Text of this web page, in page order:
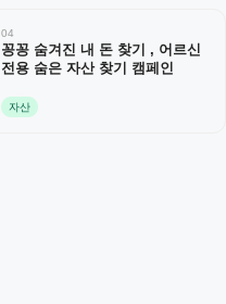
04
꽁꽁 숨겨진 내 돈 찾기 , 어르신
전용 숨은 자산 찾기 캠페인
자산